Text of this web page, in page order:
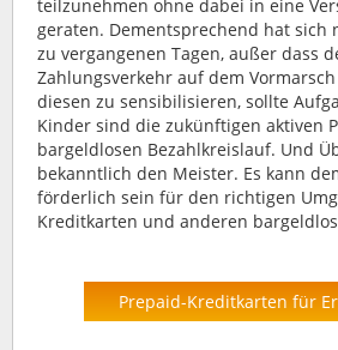
teilzunehmen ohne dabei in eine
geraten. Dementsprechend hat sich
zu vergangenen Tagen, außer dass
Zahlungsverkehr auf dem
diesen zu sensibilisieren, sollte
Kinder sind die zukünftigen aktiven
bargeldlosen Bezahlkreislauf. Und
bekanntlich den Meister. Es kann
förderlich sein für den richtigen
Kreditkarten und anderen
Prepaid-Kreditkarten für